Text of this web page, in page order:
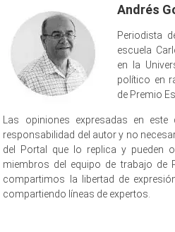
Andrés
Periodista
escuela
en la
político en
de Premio
Las opiniones expresadas en
responsabilidad del autor y no
del Portal que lo replica y pueden
miembros del equipo de trabajo de
compartimos la libertad de
compartiendo líneas de expertos.